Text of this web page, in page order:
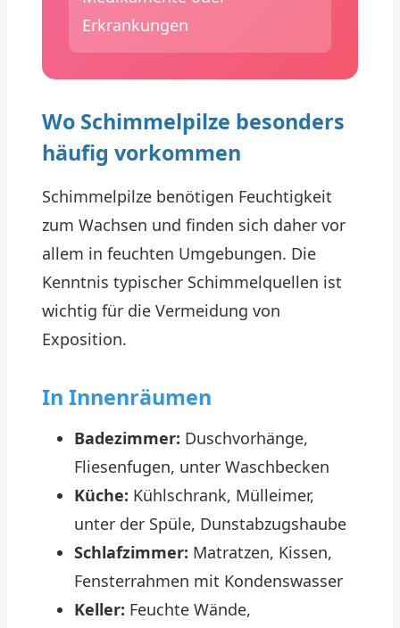
Erkrankungen
Wo Schimmelpilze besonders
häufig vorkommen
Schimmelpilze benötigen Feuchtigkeit
zum Wachsen und finden sich daher vor
allem in feuchten Umgebungen. Die
Kenntnis typischer Schimmelquellen ist
wichtig für die Vermeidung von
Exposition.
In Innenräumen
Badezimmer: Duschvorhänge,
Fliesenfugen, unter Waschbecken
Küche: Kühlschrank, Mülleimer,
unter der Spüle, Dunstabzugshaube
Schlafzimmer: Matratzen, Kissen,
Fensterrahmen mit Kondenswasser
Keller: Feuchte Wände,